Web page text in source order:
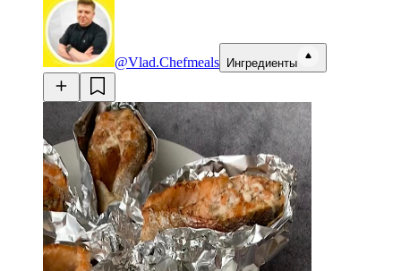
@Vlad.Chefmeals Ингредиенты